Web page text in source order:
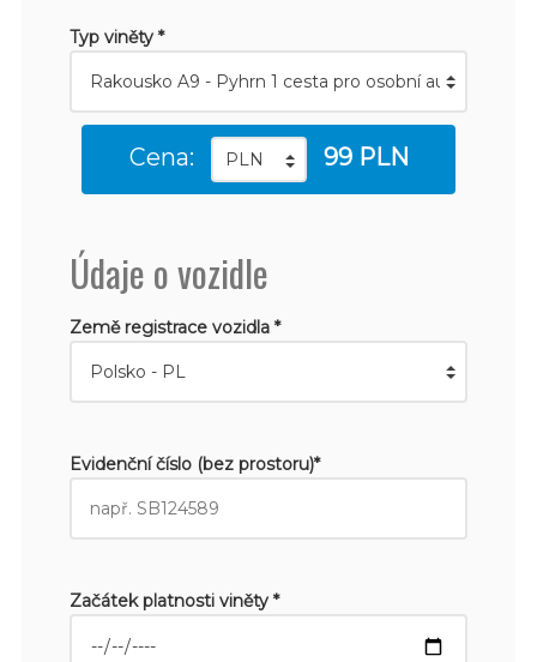
Typ viněty *
Cena: 99 PLN
Údaje o vozidle
Země registrace vozidla *
Evidenční číslo (bez prostoru)*
Začátek platnosti viněty *